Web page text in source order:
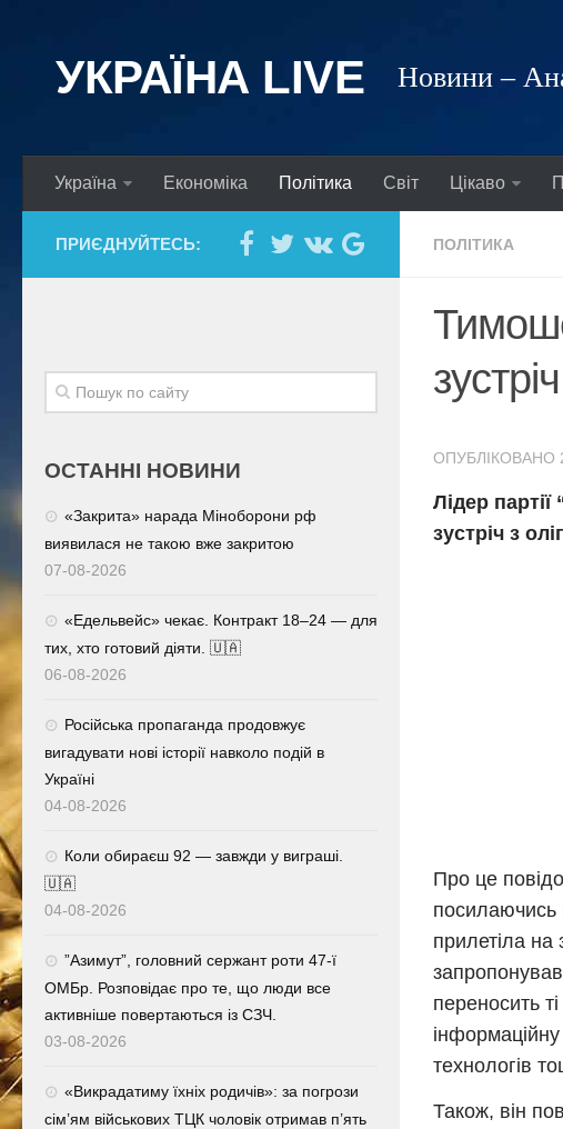
УКРАЇНА LIVE Новини –
Україна Економіка Політика Світ Цікаво
ПОЛІТИКА
ОПУБЛІКОВАНО
Лідер
зустріч з
Про це
посилаючись
прилетіла на
переносить
інформаційну
технологів
Також, він
ПРИЄДНУЙТЕСЬ:
ОСТАННІ НОВИНИ
«Закрита» нарада Міноборони рф
виявилася не такою вже закритою
07-08-2026
«Едельвейс» чекає. Контракт 18–24 — для
тих, хто готовий діяти. 🇺🇦
06-08-2026
Російська пропаганда продовжує
вигадувати нові історії навколо подій в
Україні
04-08-2026
Коли обираєш 92 — завжди у виграші.
🇺🇦
04-08-2026
⁨”Азимут”, головний сержант роти 47-ї
ОМБр. Розповідає про те, що люди все
активніше повертаються із СЗЧ.
03-08-2026
«Викрадатиму їхніх родичів»: за погрози
сім’ям військових ТЦК чоловік отримав п’ять